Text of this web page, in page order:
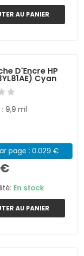
AU PANIER
D'Encre HP
Cyan
9,9 ml
page : 0.029 €
En stock
AU PANIER